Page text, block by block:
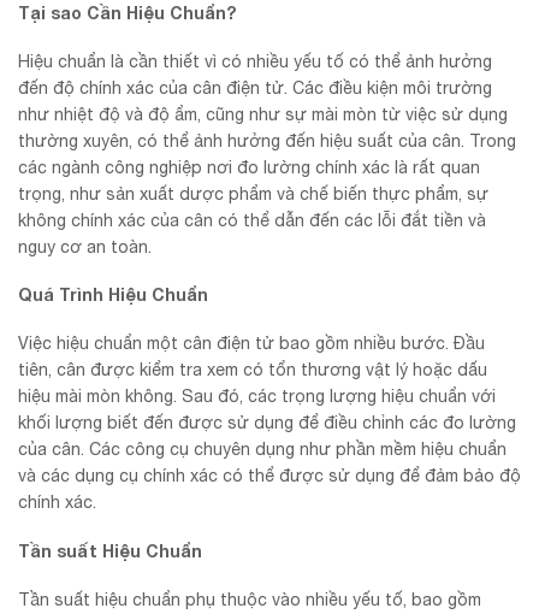
Tại sao Cần Hiệu Chuẩn?
Hiệu chuẩn là cần thiết vì có nhiều yếu tố có thể ảnh hưởng
đến độ chính xác của cân điện tử. Các điều kiện môi trường
như nhiệt độ và độ ẩm, cũng như sự mài mòn từ việc sử dụng
thường xuyên, có thể ảnh hưởng đến hiệu suất của cân. Trong
các ngành công nghiệp nơi đo lường chính xác là rất quan
trọng, như sản xuất dược phẩm và chế biến thực phẩm, sự
không chính xác của cân có thể dẫn đến các lỗi đắt tiền và
nguy cơ an toàn.
Quá Trình Hiệu Chuẩn
Việc hiệu chuẩn một cân điện tử bao gồm nhiều bước. Đầu
tiên, cân được kiểm tra xem có tổn thương vật lý hoặc dấu
hiệu mài mòn không. Sau đó, các trọng lượng hiệu chuẩn với
khối lượng biết đến được sử dụng để điều chỉnh các đo lường
của cân. Các công cụ chuyên dụng như phần mềm hiệu chuẩn
và các dụng cụ chính xác có thể được sử dụng để đảm bảo độ
chính xác.
Tần suất Hiệu Chuẩn
Tần suất hiệu chuẩn phụ thuộc vào nhiều yếu tố, bao gồm